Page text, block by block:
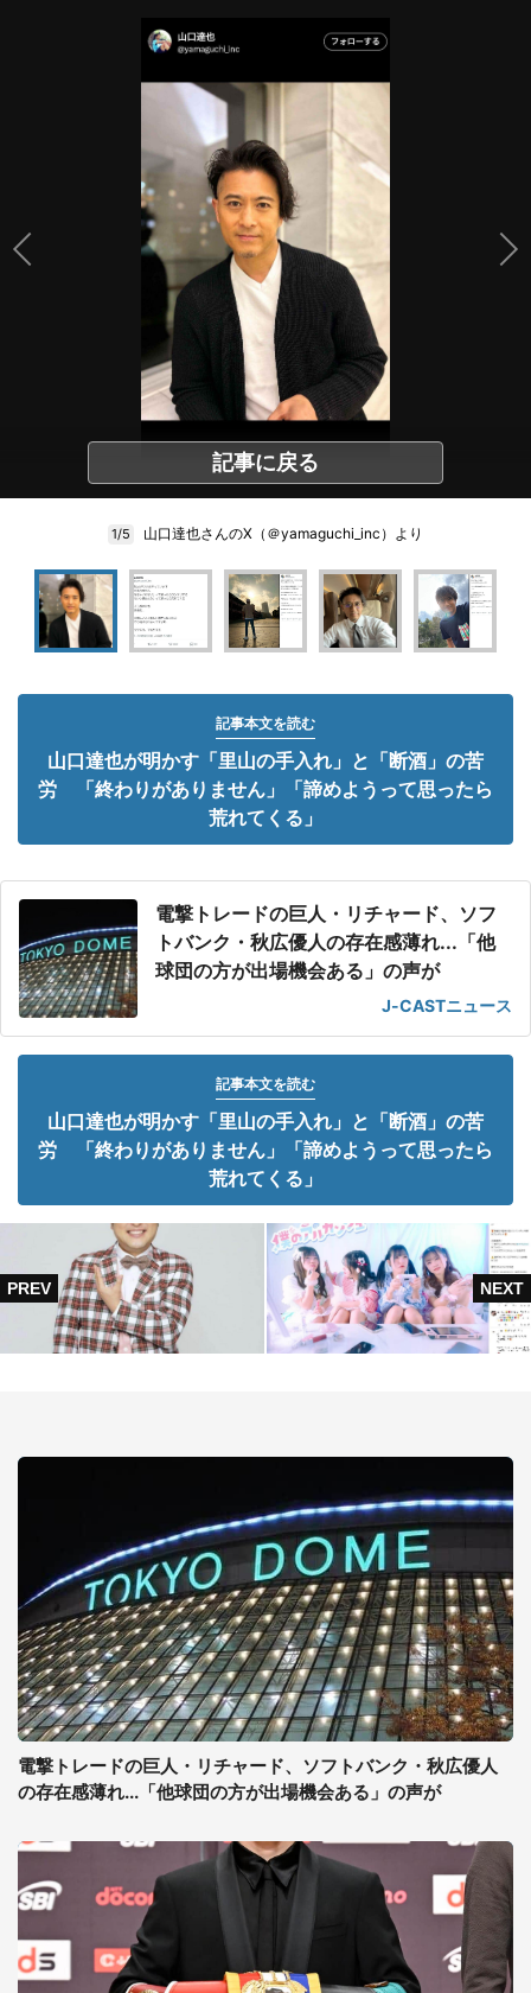
記事に戻る
1/5 山口達也さんのX（＠yamaguchi_inc）より
記事本文を読む
山口達也が明かす「里山の手入れ」と「断酒」の苦
労 「終わりがありません」「諦めようって思ったら
荒れてくる」
電撃トレードの巨人・リチャード、ソフ
トバンク・秋広優人の存在感薄れ...「他
球団の方が出場機会ある」の声が
J-CASTニュース
記事本文を読む
山口達也が明かす「里山の手入れ」と「断酒」の苦
労 「終わりがありません」「諦めようって思ったら
荒れてくる」
電撃トレードの巨人・リチャード、ソフトバンク・秋広優人
の存在感薄れ...「他球団の方が出場機会ある」の声が